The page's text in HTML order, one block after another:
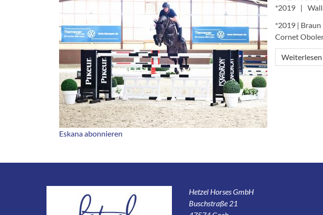
2019
*2019 | Braun
Cornet
Weiterlesen
Eskana abonnieren
Hetzel Horses GmbH
Buschstraße 21